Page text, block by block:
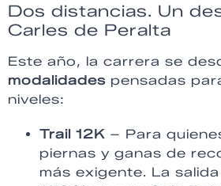
Dos distancias. Un
Carles de Peralta
Este año, la carrera se
modalidades pensadas
niveles:
Trail 12K – Para
piernas y ganas de
más exigente. La